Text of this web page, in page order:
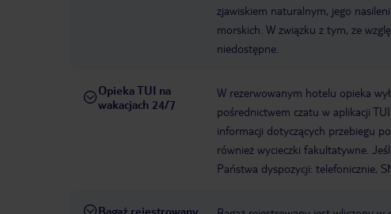
zjawiskiem naturalnym, jego
morskich. W związku z tym, ze
niedostępne.
Opieka TUI na
wakacjach 24/7
W rezerwowanym hotelu opieka
pośrednictwem czatu w aplikacji
informacji dotyczących przebiegu
również wycieczki fakultatywne.
Państwa dyspozycji: telefonicznie,
Bagaż rejestrowany